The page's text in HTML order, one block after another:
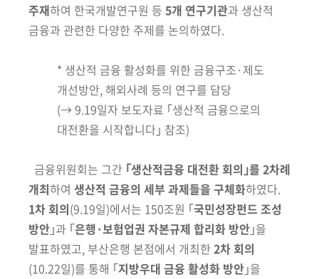
주재하여 한국개발연구원 등 5개 연구기관과 생산적
금융과 관련한 다양한 주제를 논의하였다.
* 생산적 금융 활성화를 위한 금융구조·제도
개선방안, 해외사례 등의 연구를 담당
(→ 9.19일자 보도자료 ｢생산적 금융으로의
대전환을 시작합니다｣ 참조)
금융위원회는 그간 ｢생산적금융 대전환 회의｣를 2차례
개최하여 생산적 금융의 세부 과제들을 구체화하였다.
1차 회의(9.19일)에서는 150조원 ｢국민성장펀드 조성
방안｣과 ｢은행·보험업권 자본규제 합리화 방안｣을
발표하였고, 부산은행 본점에서 개최한 2차 회의
(10.22일)를 통해 ｢지방우대 금융 활성화 방안｣을